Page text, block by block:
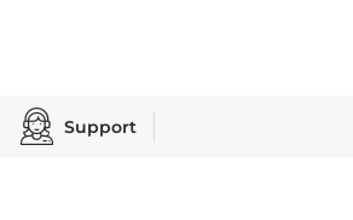
Support